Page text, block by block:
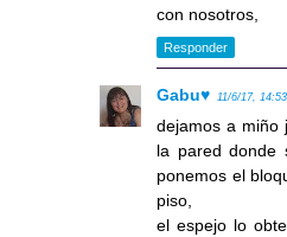
con nosotros,
Responder
Gabu♥ 11/6/17, 14:53
dejamos a miño
la pared donde
ponemos el
piso,
el espejo lo